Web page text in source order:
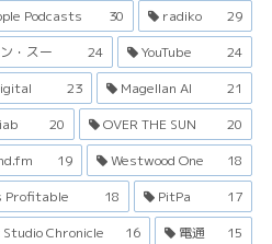
Podcasts 30 radiko
29
・スー 24 YouTube
24
23 Magellan AI
21
iab 20 OVER THE SUN
20
19 Westwood One
18
Profitable 18 PitPa
17
Chronicle 16 電通
15